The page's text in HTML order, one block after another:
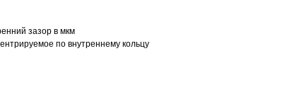
зазор в мкм
по внутреннему кольцу